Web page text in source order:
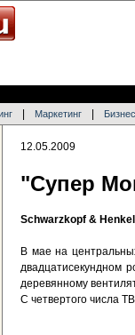
Маркетинг Бизнес
12.05.2009
"Супер
Schwarzkopf &
В мае на
двадцатисекундном
деревянному
С четвертого числа